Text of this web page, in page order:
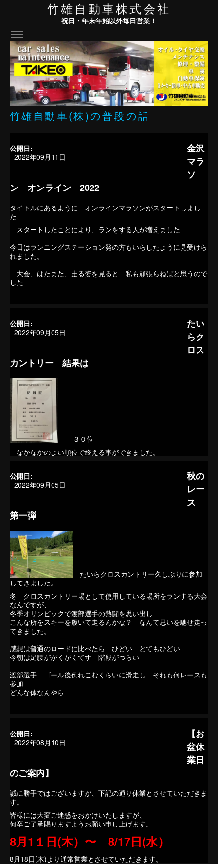
竹雄自動車株式会社
祝日・年末年始以外毎日営業！
竹雄自動車(株)の普段の話
公開日:
2022年09月11日
金沢
マラ
ソ
ン オンライン 2022
タイトルにあるように オンラインマラソンがスタートしまし
た、
スタートしたことにより、ランをする人が増えました
今日はランニングステーション発の方もいらしたように見受けら
れました。
大会、はたまた、走る姿を見ると 私も頑張らねばと思うので
した
公開日:
2022年09月05日
たい
らク
ロス
カントリー 結果は
３０位
なかなかのよい順位で終える事ができました。
公開日:
2022年09月05日
秋の
レー
ス
第一弾
たいらクロスカントリー久しぶりに参加
してきました。
冬 クロスカントリー場として使用している場所をランする大会
なんですが、
冬季オリンピックで渡部選手の熱闘を思い出し
こんな所をスキーを履いて走るんかな？ なんて思いを馳せ走っ
てきました。
感想は普通のロードに比べたら ひどい とてもひどい
今朝は足腰ががくがくです 階段がつらい
渡部選手 ゴール後倒れこむくらいに滑走し それも何レースも
参加
どんな体なんやら
公開日:
2022年08月10日
【お
盆休
業日
のご案内】
誠に勝手ではございますが、下記の通り休業とさせていただきま
す。
皆様には大変ご迷惑をおかけいたしますが、
何卒ご了承賜りますようお願い申し上げます。
8月1１日(木）〜 8/17日(水）
8月18日(木)より通常営業とさせていただきます。